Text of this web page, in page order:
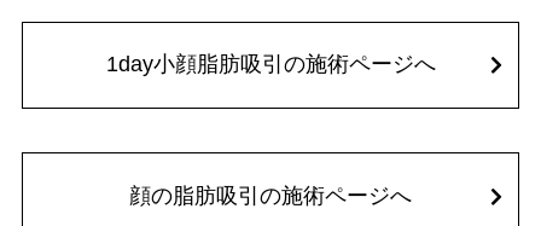
1day小顔脂肪吸引の施術ページへ
顔の脂肪吸引の施術ページへ